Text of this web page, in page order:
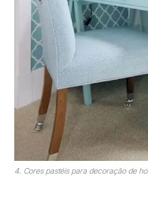
4. Cores pastéis para decoração de